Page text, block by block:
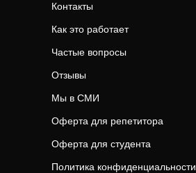
Контакты
Как это работает
Частые вопросы
Отзывы
Мы в СМИ
Оферта для репетитора
Оферта для студента
Политика конфиденциальности